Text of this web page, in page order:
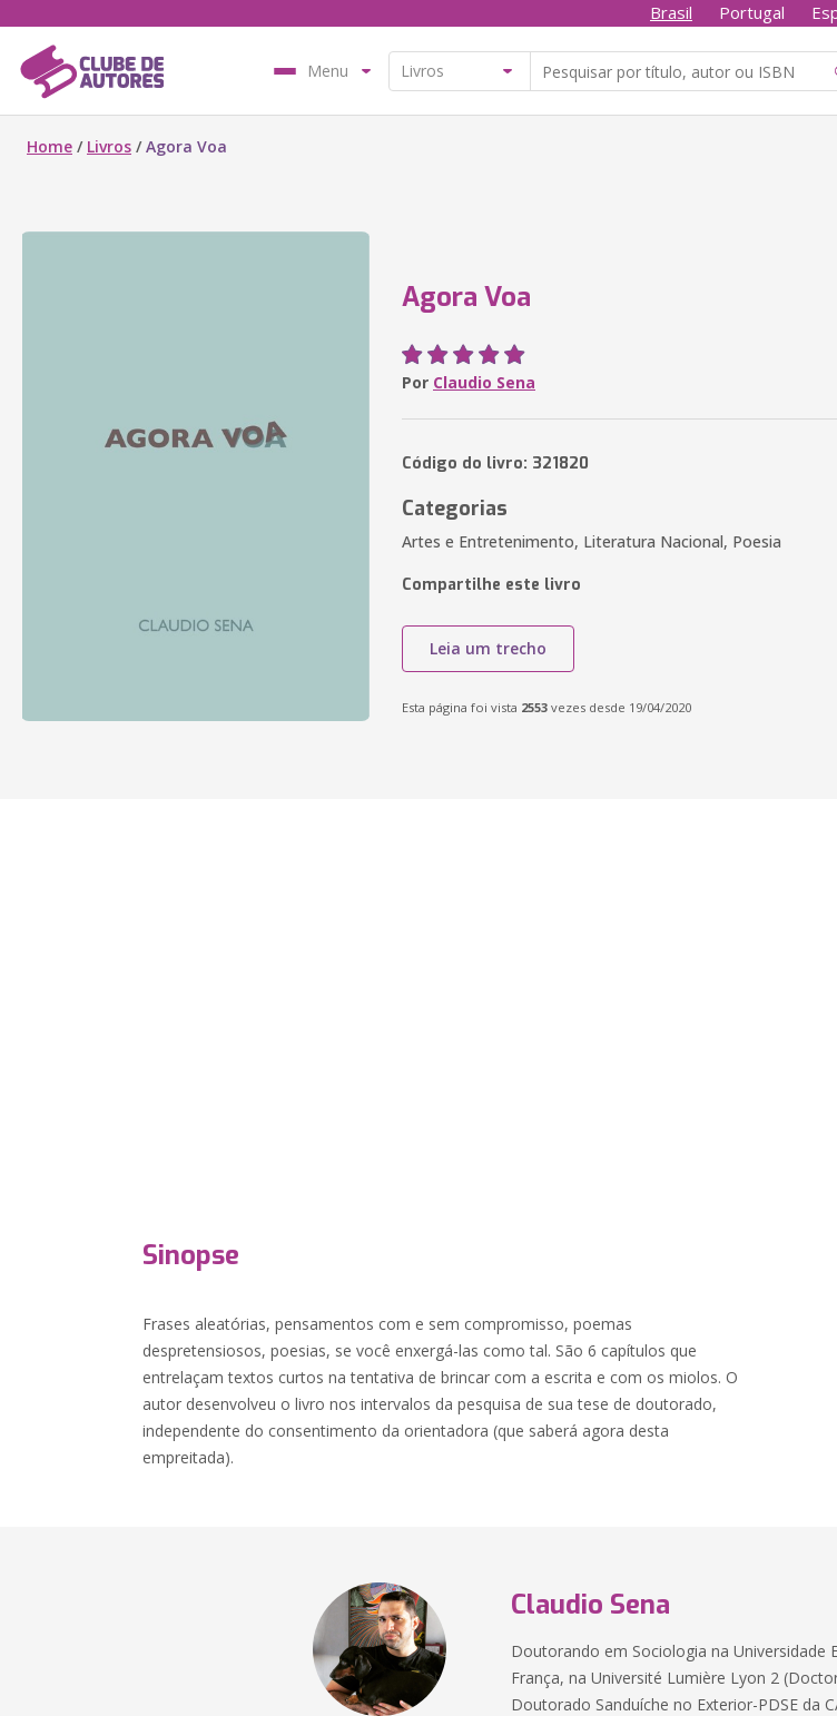
Brasil Portugal
Menu
Home / Livros /Agora Voa
Agora Voa
Por Claudio Sena
Código do livro: 321820
Categorias
Artes e Entretenimento, Literatura Nacional, Poesia
Compartilhe este livro
Leia um trecho
Esta página foi vista 2553 vezes desde 19/04/2020
Sinopse
Frases aleatórias, pensamentos com e sem compromisso, poemas
despretensiosos, poesias, se você enxergá-las como tal. São 6 capítulos que
entrelaçam textos curtos na tentativa de brincar com a escrita e com os miolos. O
autor desenvolveu o livro nos intervalos da pesquisa de sua tese de doutorado,
independente do consentimento da orientadora (que saberá agora desta
empreitada).
Claudio Sena
Doutorando em Sociologia na Universidade
França, na Université Lumière Lyon 2
Doutorado Sanduíche no Exterior-PDSE da